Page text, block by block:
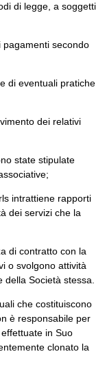
di legge, a soggetti
secondo
di eventuali pratiche
dei relativi
state stipulate
intrattiene rapporti
dei servizi che la
di contratto con la
o svolgono attività
della Società stessa.
che costituiscono
è responsabile per
in Suo
clonato la